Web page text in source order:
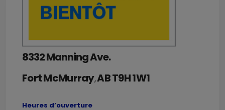
8332 Manning Ave.
Fort McMurray,ABT9H 1W1
Heures d’ouverture